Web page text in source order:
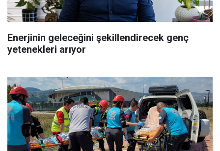
Enerjinin geleceğini şekillendirecek genç
yetenekleri arıyor